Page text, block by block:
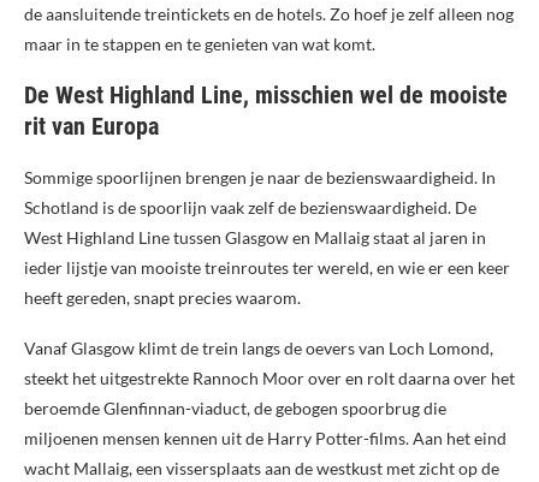
de aansluitende treintickets en de hotels. Zo hoef je zelf alleen nog
maar in te stappen en te genieten van wat komt.
De West Highland Line, misschien wel de mooiste
rit van Europa
Sommige spoorlijnen brengen je naar de bezienswaardigheid. In
Schotland is de spoorlijn vaak zelf de bezienswaardigheid. De
West Highland Line tussen Glasgow en Mallaig staat al jaren in
ieder lijstje van mooiste treinroutes ter wereld, en wie er een keer
heeft gereden, snapt precies waarom.
Vanaf Glasgow klimt de trein langs de oevers van Loch Lomond,
steekt het uitgestrekte Rannoch Moor over en rolt daarna over het
beroemde Glenfinnan-viaduct, de gebogen spoorbrug die
miljoenen mensen kennen uit de Harry Potter-films. Aan het eind
wacht Mallaig, een vissersplaats aan de westkust met zicht op de